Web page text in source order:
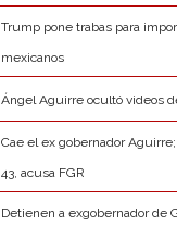
Trump pone trabas para
mexicanos
Ángel Aguirre ocultó videos
Cae el ex gobernador
43, acusa FGR
Detienen a exgobernador de